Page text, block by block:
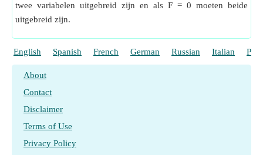
twee variabelen uitgebreid zijn en als F = 0 moeten beide
uitgebreid zijn.
English Spanish French German Russian Italian
About
Contact
Disclaimer
Terms of Use
Privacy Policy